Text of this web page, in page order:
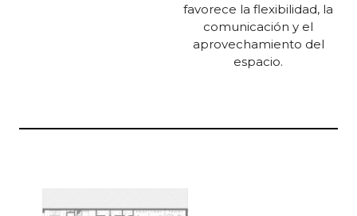
favorece la flexibilidad, la
comunicación y el
aprovechamiento del
espacio.